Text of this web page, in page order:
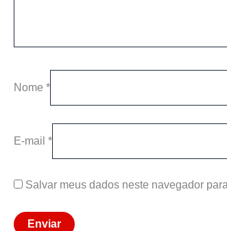
Nome *
E-mail *
Salvar meus dados neste navegador